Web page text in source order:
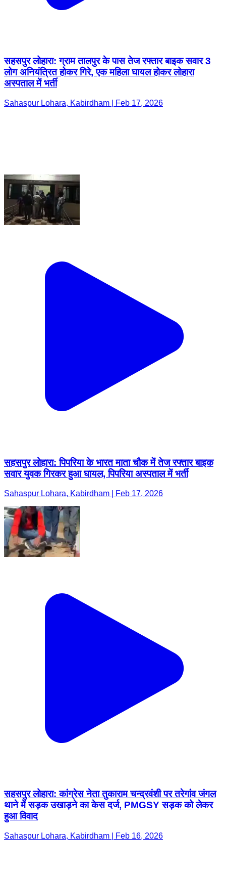
सहसपुर लोहारा: ग्राम तालपुर के पास तेज रफ्तार बाइक सवार 3
लोग अनियंत्रित होकर गिरे, एक महिला घायल होकर लोहारा
अस्पताल में भर्ती
Sahaspur Lohara, Kabirdham | Feb 17, 2026
सहसपुर लोहारा: पिपरिया के भारत माता चौक में तेज रफ्तार बाइक
सहसपुर लोहारा: कांग्रेस नेता तुकाराम चन्द्रवंशी पर तरेगांव जंगल
थाने में सड़क उखाड़ने का केस दर्ज, PMGSY सड़क को लेकर